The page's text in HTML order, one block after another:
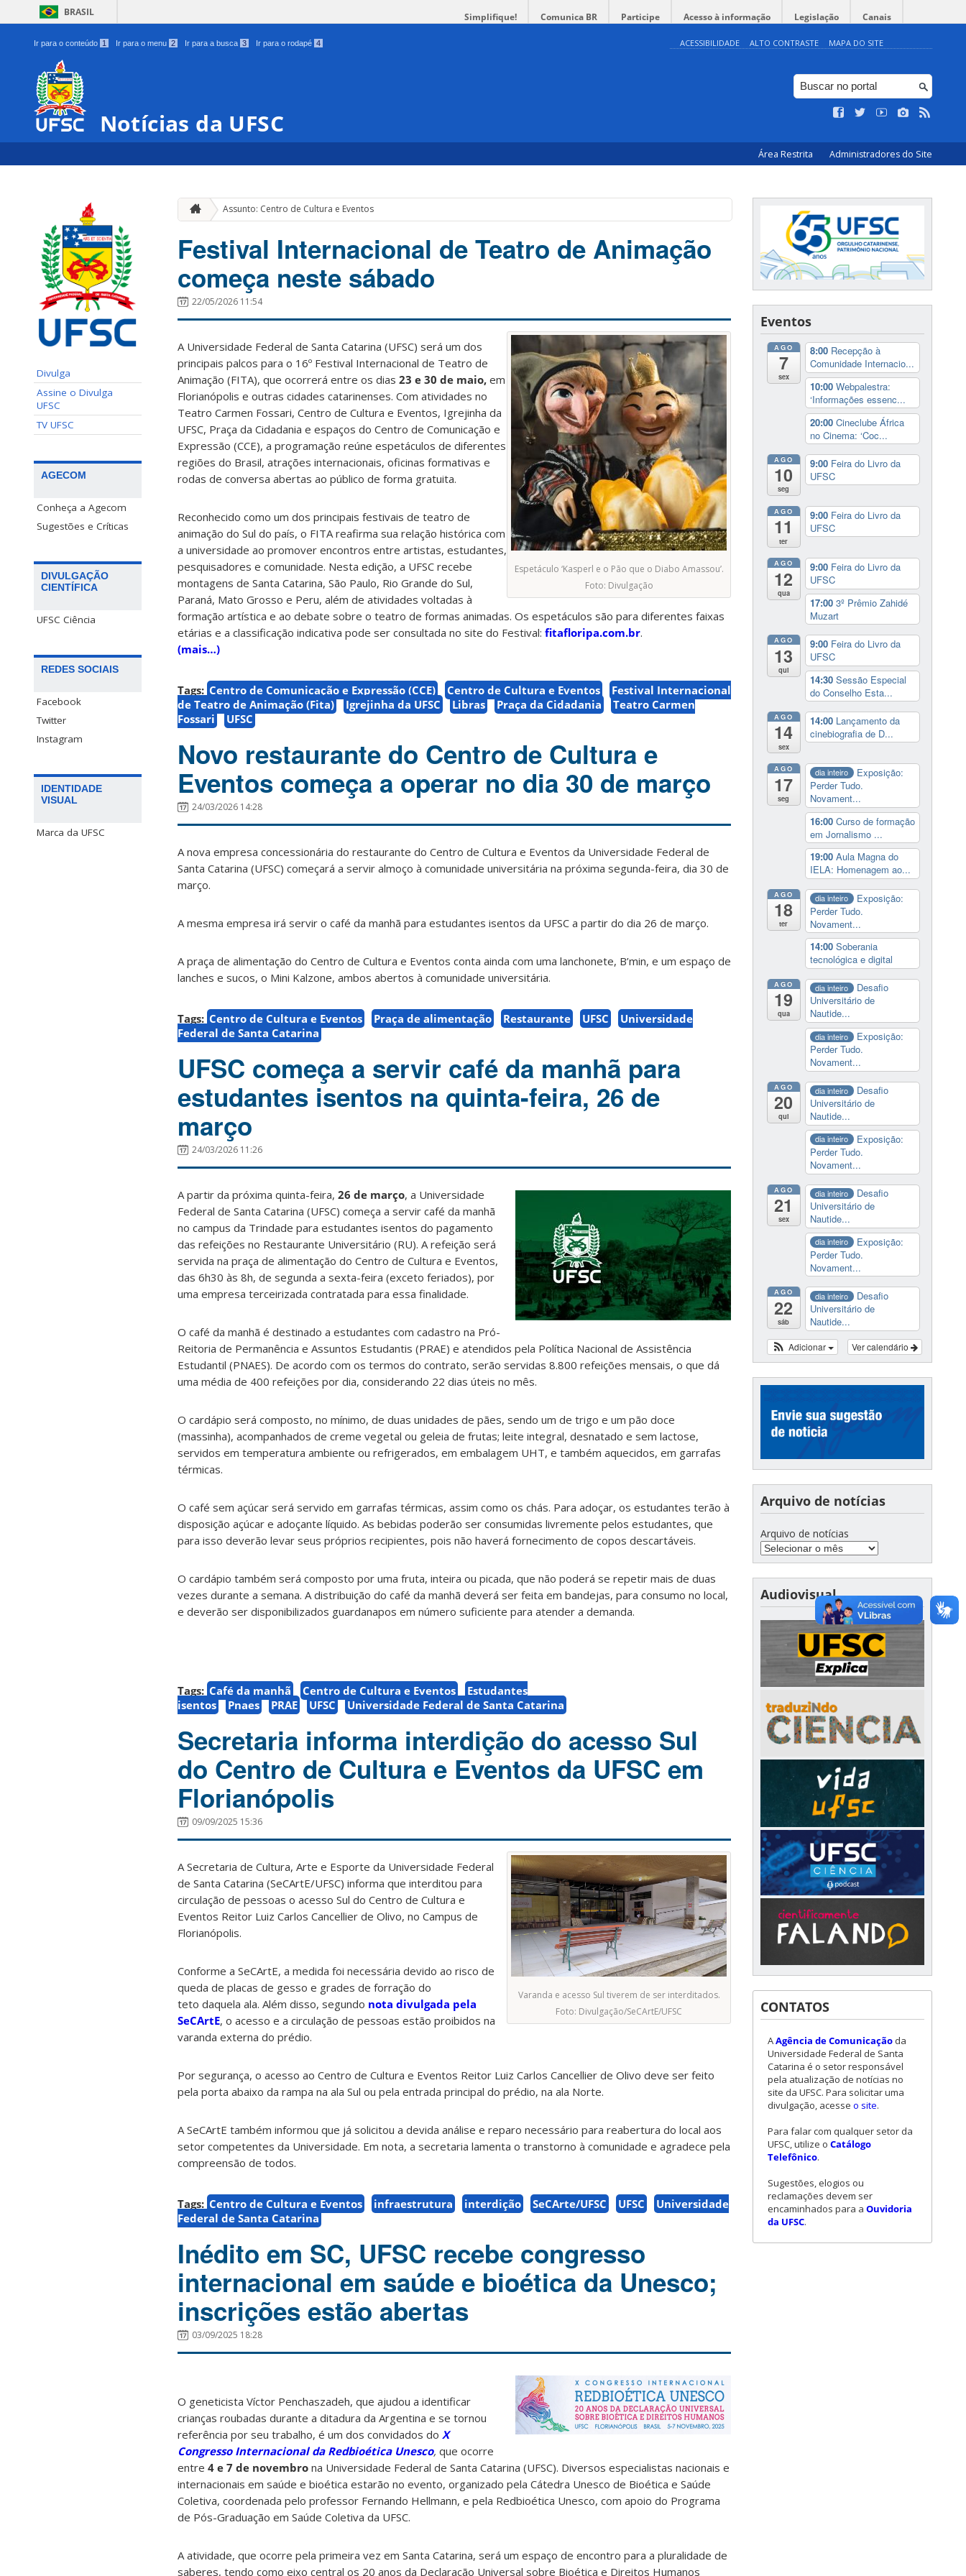
BRASIL Simplifique! Comunica BR Participe Acesso à informação Legislação Canais
Ir para o conteúdo 1 Ir para o menu 2 Ir para a busca 3 Ir para o rodapé 4 ACESSIBILIDADE ALTO CONTRASTE MAPA DO SITE
Notícias da UFSC
Área Restrita Administradores do Site
Divulga
Assine o Divulga
UFSC
TV UFSC
AGECOM
Conheça a Agecom
Sugestões e Críticas
DIVULGAÇÃO
CIENTÍFICA
UFSC Ciência
REDES SOCIAIS
Facebook
Twitter
Instagram
IDENTIDADE
VISUAL
Marca da UFSC
Assunto: Centro de Cultura e Eventos
Festival Internacional de Teatro de Animação
começa neste sábado
22/05/2026 11:54
Espetáculo ‘Kasperl e o Pão que o Diabo Amassou’.
Foto: Divulgação
A Universidade Federal de Santa Catarina (UFSC) será um dos
principais palcos para o 16º Festival Internacional de Teatro de
Animação (FITA), que ocorrerá entre os dias 23 e 30 de maio, em
Florianópolis e outras cidades catarinenses. Com atividades no
Teatro Carmen Fossari, Centro de Cultura e Eventos, Igrejinha da
UFSC, Praça da Cidadania e espaços do Centro de Comunicação e
Expressão (CCE), a programação reúne espetáculos de diferentes
regiões do Brasil, atrações internacionais, oficinas formativas e
rodas de conversa abertas ao público de forma gratuita.
Reconhecido como um dos principais festivais de teatro de
animação do Sul do país, o FITA reafirma sua relação histórica com
a universidade ao promover encontros entre artistas, estudantes,
pesquisadores e comunidade. Nesta edição, a UFSC recebe
montagens de Santa Catarina, São Paulo, Rio Grande do Sul,
Paraná, Mato Grosso e Peru, além de atividades voltadas à
formação artística e ao debate sobre o teatro de formas animadas. Os espetáculos são para diferentes faixas
etárias e a classificação indicativa pode ser consultada no site do Festival: fitafloripa.com.br.
(mais…)
Tags: Centro de Comunicação e Expressão (CCE) Centro de Cultura e Eventos
Festival Internacional
de Teatro de Animação (Fita)
Igrejinha da UFSC Libras Praça da Cidadania
Teatro Carmen
Fossari
UFSC
Novo restaurante do Centro de Cultura e
Eventos começa a operar no dia 30 de março
24/03/2026 14:28
A nova empresa concessionária do restaurante do Centro de Cultura e Eventos da Universidade Federal de
Santa Catarina (UFSC) começará a servir almoço à comunidade universitária na próxima segunda-feira, dia 30 de
março.
A mesma empresa irá servir o café da manhã para estudantes isentos da UFSC a partir do dia 26 de março.
A praça de alimentação do Centro de Cultura e Eventos conta ainda com uma lanchonete, B’min, e um espaço de
lanches e sucos, o Mini Kalzone, ambos abertos à comunidade universitária.
Tags: Centro de Cultura e Eventos Praça de alimentação Restaurante UFSC
Universidade
Federal de Santa Catarina
UFSC começa a servir café da manhã para
estudantes isentos na quinta-feira, 26 de
março
24/03/2026 11:26
A partir da próxima quinta-feira, 26 de março, a Universidade
Federal de Santa Catarina (UFSC) começa a servir café da manhã
no campus da Trindade para estudantes isentos do pagamento
das refeições no Restaurante Universitário (RU). A refeição será
servida na praça de alimentação do Centro de Cultura e Eventos,
das 6h30 às 8h, de segunda a sexta-feira (exceto feriados), por
uma empresa terceirizada contratada para essa finalidade.
O café da manhã é destinado a estudantes com cadastro na Pró-
Reitoria de Permanência e Assuntos Estudantis (PRAE) e atendidos pela Política Nacional de Assistência
Estudantil (PNAES). De acordo com os termos do contrato, serão servidas 8.800 refeições mensais, o que dá
uma média de 400 refeições por dia, considerando 22 dias úteis no mês.
O cardápio será composto, no mínimo, de duas unidades de pães, sendo um de trigo e um pão doce
(massinha), acompanhados de creme vegetal ou geleia de frutas; leite integral, desnatado e sem lactose,
servidos em temperatura ambiente ou refrigerados, em embalagem UHT, e também aquecidos, em garrafas
térmicas.
O café sem açúcar será servido em garrafas térmicas, assim como os chás. Para adoçar, os estudantes terão à
disposição açúcar e adoçante líquido. As bebidas poderão ser consumidas livremente pelos estudantes, que
para isso deverão levar seus próprios recipientes, pois não haverá fornecimento de copos descartáveis.
O cardápio também será composto por uma fruta, inteira ou picada, que não poderá se repetir mais de duas
vezes durante a semana. A distribuição do café da manhã deverá ser feita em bandejas, para consumo no local,
e deverão ser disponibilizados guardanapos em número suficiente para atender a demanda.
Tags: Café da manhã Centro de Cultura e Eventos
Estudantes
isentos
Pnaes PRAE UFSC Universidade Federal de Santa Catarina
Secretaria informa interdição do acesso Sul
do Centro de Cultura e Eventos da UFSC em
Florianópolis
09/09/2025 15:36
Varanda e acesso Sul tiverem de ser interditados.
Foto: Divulgação/SeCArtE/UFSC
A Secretaria de Cultura, Arte e Esporte da Universidade Federal
de Santa Catarina (SeCArtE/UFSC) informa que interditou para
circulação de pessoas o acesso Sul do Centro de Cultura e
Eventos Reitor Luiz Carlos Cancellier de Olivo, no Campus de
Florianópolis.
Conforme a SeCArtE, a medida foi necessária devido ao risco de
queda de placas de gesso e grades de forração do
teto daquela ala. Além disso, segundo nota divulgada pela
SeCArtE, o acesso e a circulação de pessoas estão proibidos na
varanda externa do prédio.
Por segurança, o acesso ao Centro de Cultura e Eventos Reitor Luiz Carlos Cancellier de Olivo deve ser feito
pela porta abaixo da rampa na ala Sul ou pela entrada principal do prédio, na ala Norte.
A SeCArtE também informou que já solicitou a devida análise e reparo necessário para reabertura do local aos
setor competentes da Universidade. Em nota, a secretaria lamenta o transtorno à comunidade e agradece pela
compreensão de todos.
Tags: Centro de Cultura e Eventos infraestrutura interdição SeCArte/UFSC UFSC
Universidade
Federal de Santa Catarina
Inédito em SC, UFSC recebe congresso
internacional em saúde e bioética da Unesco;
inscrições estão abertas
03/09/2025 18:28
O geneticista Víctor Penchaszadeh, que ajudou a identificar
crianças roubadas durante a ditadura da Argentina e se tornou
referência por seu trabalho, é um dos convidados do X
Congresso Internacional da Redbioética Unesco, que ocorre
entre 4 e 7 de novembro na Universidade Federal de Santa Catarina (UFSC). Diversos especialistas nacionais e
internacionais em saúde e bioética estarão no evento, organizado pela Cátedra Unesco de Bioética e Saúde
Coletiva, coordenada pelo professor Fernando Hellmann, e pela Redbioética Unesco, com apoio do Programa
de Pós-Graduação em Saúde Coletiva da UFSC.
A atividade, que ocorre pela primeira vez em Santa Catarina, será um espaço de encontro para a pluralidade de
saberes, tendo como eixo central os 20 anos da Declaração Universal sobre Bioética e Direitos Humanos
Eventos
AGO
7
sex
8:00 Recepção à
Comunidade Internacio...
10:00 Webpalestra:
‘Informações essenc...
20:00 Cineclube África
no Cinema: ‘Coc...
AGO
10
seg
9:00 Feira do Livro da
UFSC
AGO
11
ter
9:00 Feira do Livro da
UFSC
AGO
12
qua
9:00 Feira do Livro da
UFSC
17:00 3º Prêmio Zahidé
Muzart
AGO
13
qui
9:00 Feira do Livro da
UFSC
14:30 Sessão Especial
do Conselho Esta...
AGO
14
sex
14:00 Lançamento da
cinebiografia de D...
AGO
17
seg
dia inteiro
Exposição:
Perder Tudo.
Novament...
16:00 Curso de formação
em Jornalismo ...
19:00 Aula Magna do
IELA: Homenagem ao...
AGO
18
ter
dia inteiro
Exposição:
Perder Tudo.
Novament...
14:00 Soberania
tecnológica e digital
AGO
19
qua
dia inteiro
Desafio
Universitário de
Nautide...
dia inteiro
Exposição:
Perder Tudo.
Novament...
AGO
20
qui
dia inteiro
Desafio
Universitário de
Nautide...
dia inteiro
Exposição:
Perder Tudo.
Novament...
AGO
21
sex
dia inteiro
Desafio
Universitário de
Nautide...
dia inteiro
Exposição:
Perder Tudo.
Novament...
AGO
22
sáb
dia inteiro
Desafio
Universitário de
Nautide...
Ver calendário
Adicionar
Arquivo de notícias
Arquivo de notícias
Audiovisual
CONTATOS
AAgência de Comunicação da
Universidade Federal de Santa
Catarina é o setor responsável
pela atualização de notícias no
site da UFSC. Para solicitar uma
divulgação, acesse o site.
Para falar com qualquer setor da
UFSC, utilize o Catálogo
Telefônico.
Sugestões, elogios ou
reclamações devem ser
encaminhados para a Ouvidoria
da UFSC.